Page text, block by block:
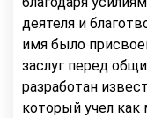
деятеля и
имя было
заслуг перед
разработан
который учел